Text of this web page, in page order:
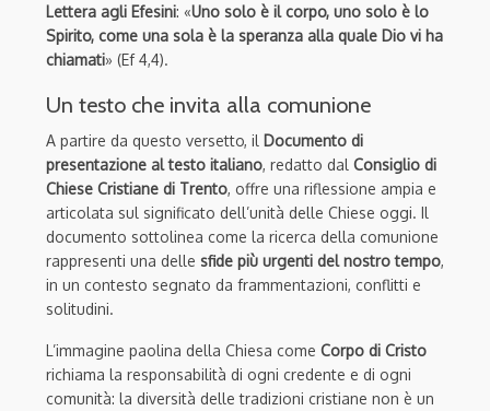
Lettera agli Efesini: «Uno solo è il corpo, uno solo è lo
Spirito, come una sola è la speranza alla quale Dio vi ha
chiamati» (Ef 4,4).
Un testo che invita alla comunione
A partire da questo versetto, il Documento di
presentazione al testo italiano, redatto dal Consiglio di
Chiese Cristiane di Trento, offre una riflessione ampia e
articolata sul significato dell’unità delle Chiese oggi. Il
documento sottolinea come la ricerca della comunione
rappresenti una delle sfide più urgenti del nostro tempo,
in un contesto segnato da frammentazioni, conflitti e
solitudini.
L’immagine paolina della Chiesa come Corpo di Cristo
richiama la responsabilità di ogni credente e di ogni
comunità: la diversità delle tradizioni cristiane non è un